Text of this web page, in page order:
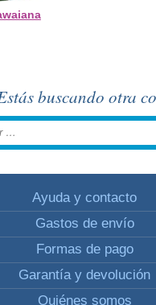
buscando otra
Ayuda y contacto
Gastos de envío
Formas de pago
Garantía y devolución
Quiénes somos